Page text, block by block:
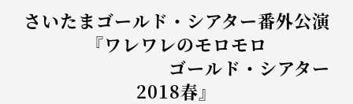
さいたまゴールド・シアター番外公演
『ワレワレのモロモロ
ゴールド・シアター
2018春』